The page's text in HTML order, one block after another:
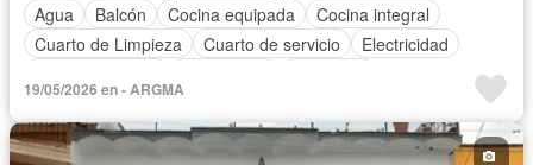
Agua
Balcón Cocina equipada
Cocina integral
Cuarto de Limpieza
Cuarto de servicio
Electricidad
Recámara con closet
19/05/2026 en - ARGMA